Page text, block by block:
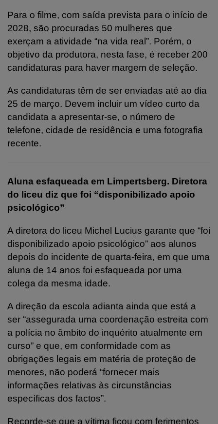
Para o filme, com saída prevista para o início de
2028, são procuradas 50 mulheres que
exerçam a atividade “na vida real”. Porém, o
objetivo da produtora, nesta fase, é receber 200
candidaturas para haver margem de seleção.
As candidaturas têm de ser enviadas até ao dia
25 de março. Devem incluir um vídeo curto da
candidata a apresentar-se, o número de
telefone, cidade de residência e uma fotografia
recente.
Aluna esfaqueada em Limpertsberg. Diretora
do liceu diz que foi “disponibilizado apoio
psicológico”
A diretora do liceu Michel Lucius garante que “foi
disponibilizado apoio psicológico” aos alunos
depois do incidente de quarta-feira, em que uma
aluna de 14 anos foi esfaqueada por uma
colega da mesma idade.
A direção da escola adianta ainda que está a
ser “assegurada uma coordenação estreita com
a polícia no âmbito do inquérito atualmente em
curso” e que, em conformidade com as
obrigações legais em matéria de proteção de
menores, não poderá “fornecer mais
informações relativas às circunstâncias
específicas dos factos”.
Recorde-se que a vítima ficou com ferimentos